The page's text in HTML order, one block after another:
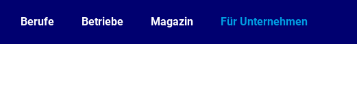
Berufe Betriebe Magazin Für Unternehmen